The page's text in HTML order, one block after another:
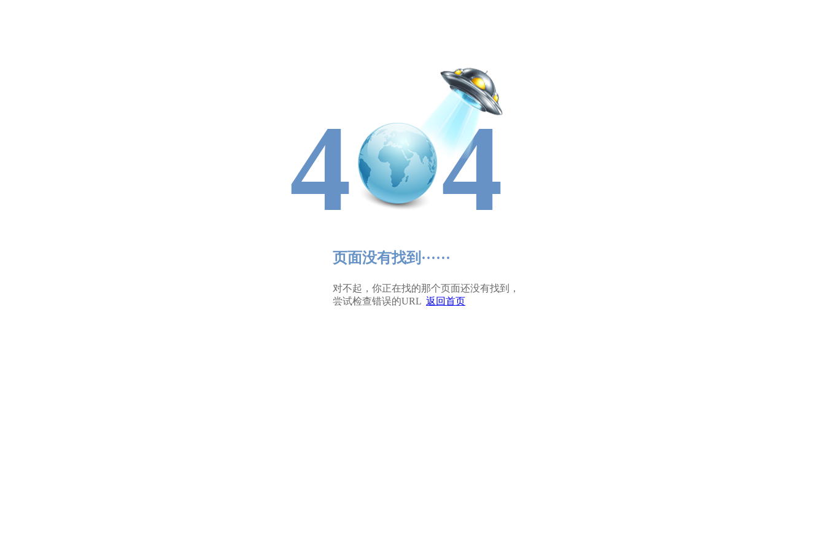
4 4
页面没有找到······
对不起，你正在找的那个页面还没有找到，
尝试检查错误的URL 返回首页